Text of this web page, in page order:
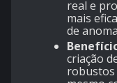
real e
mais
de
criação
robustos